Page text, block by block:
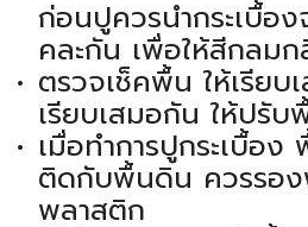
ก่อนปูควรนำกระเบื้อ
คละกัน เพื่อให้สีกลม
ตรวจเช็คพื้น ให้เรียบ
เรียบเสมอกัน ให้ปรั
เมื่อทำการปูกระเบื้อ
ติดกับพื้นดิน ควรรอ
พลาสติก